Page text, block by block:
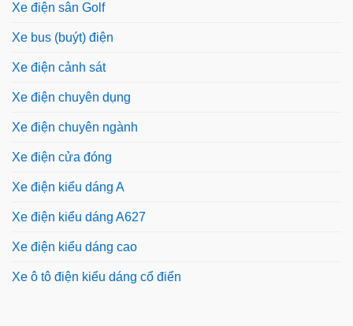
Xe điện sân Golf
Xe bus (buýt) điện
Xe điện cảnh sát
Xe điện chuyên dụng
Xe điện chuyên ngành
Xe điện cửa đóng
Xe điện kiểu dáng A
Xe điện kiểu dáng A627
Xe điện kiểu dáng cao
Xe ô tô điện kiểu dáng cổ điển